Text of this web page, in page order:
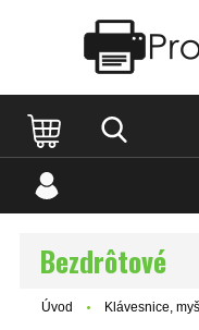
Bezdrôtové
Úvod Klávesnice,
Katalóg internetových